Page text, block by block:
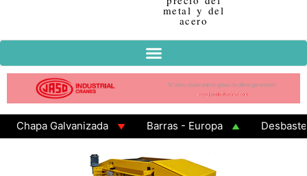
metal y del
acero
Galvanizada Barras - Europa
Desbaste -